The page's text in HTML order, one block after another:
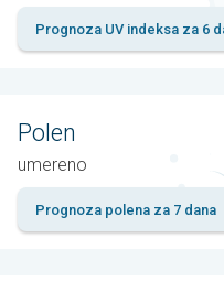
Prognoza UV indeksa za 6
Polen
umereno
Prognoza polena za 7 dana